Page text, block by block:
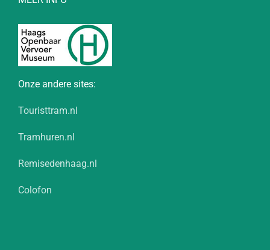
Onze andere sites:
Touristtram.nl
Tramhuren.nl
Remisedenhaag.nl
Colofon